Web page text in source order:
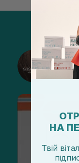
НА
Твій